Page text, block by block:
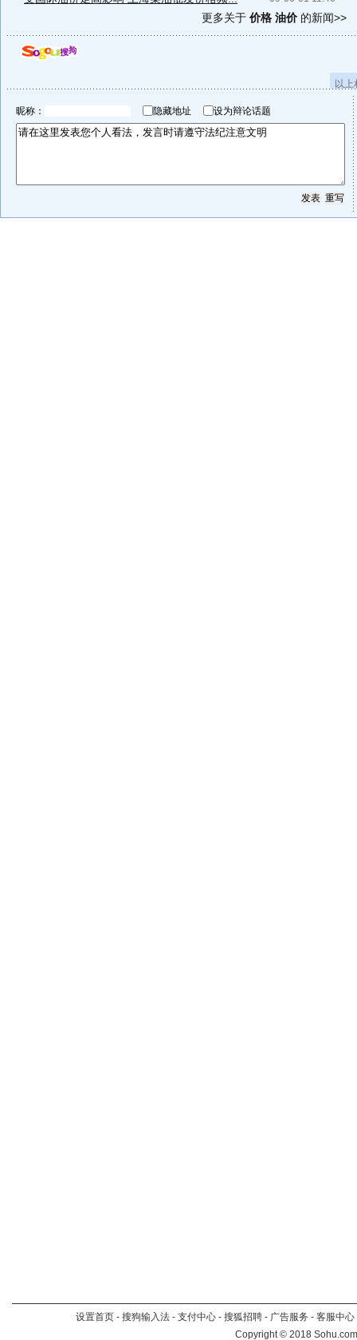
更多关于 价格 油价的新闻>>
以
昵称： 隐藏地址 设为辩论话题
设置首页 - 搜狗输入法 - 支付中心 - 搜狐招聘 - 广告服务 - 客服中心
Copyright©2018